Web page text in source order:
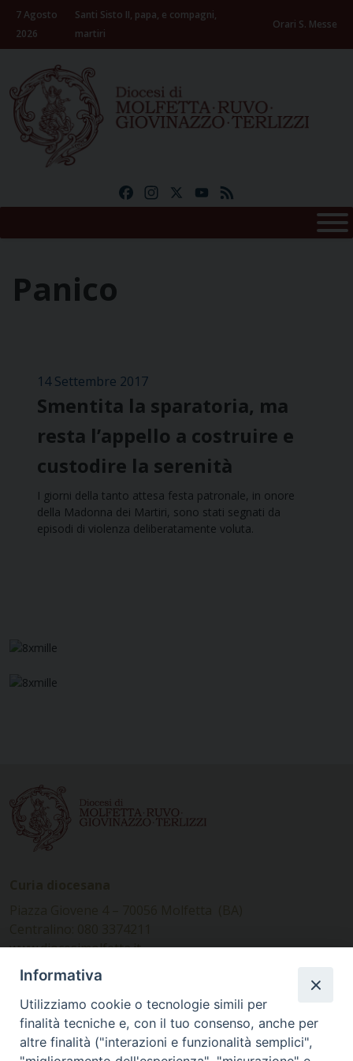
Skip
content
7 Agosto
2026
Santi Sisto II, papa, e compagni,
martiri
Orari S. Messe
FacebookInstagramYouTube
Panico
14 Settembre 2017
Smentita la sparatoria, ma
resta l’appello a costruire e
custodire la serenità
I giorni della tanto attesa festa patronale, in onore
della Madonna dei Martiri, sono stati segnati da
episodi di violenza deliberatamente voluta.
www.diocesimolfetta.it –
diocesimolfetta@pec.chiesacattolica.it
Ufficio Comunicazioni sociali
Piazza Giovene 4 – 70056 Molfetta (BA)
Informativa
Utilizziamo cookie o tecnologie simili per
finalità tecniche e, con il tuo consenso, anche per
altre finalità ("interazioni e funzionalità semplici",